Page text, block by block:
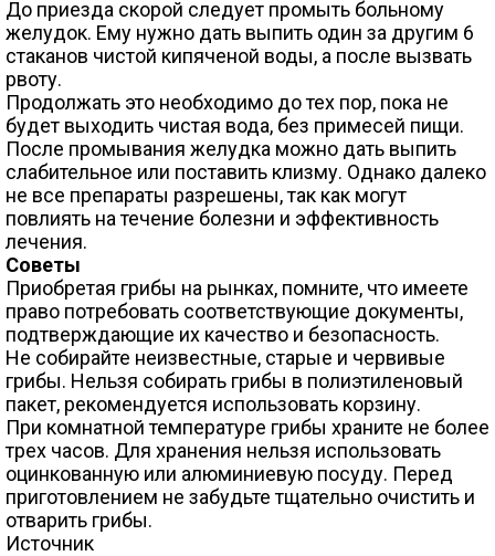
До приезда скорой следует промыть больному
желудок. Ему нужно дать выпить один за другим 6
стаканов чистой кипяченой воды, а после вызвать
рвоту.
Продолжать это необходимо до тех пор, пока не
будет выходить чистая вода, без примесей пищи.
После промывания желудка можно дать выпить
слабительное или поставить клизму. Однако далеко
не все препараты разрешены, так как могут
повлиять на течение болезни и эффективность
лечения.
Советы
Приобретая грибы на рынках, помните, что имеете
право потребовать соответствующие документы,
подтверждающие их качество и безопасность.
Не собирайте неизвестные, старые и червивые
грибы. Нельзя собирать грибы в полиэтиленовый
пакет, рекомендуется использовать корзину.
При комнатной температуре грибы храните не более
трех часов. Для хранения нельзя использовать
оцинкованную или алюминиевую посуду. Перед
приготовлением не забудьте тщательно очистить и
отварить грибы.
Источник